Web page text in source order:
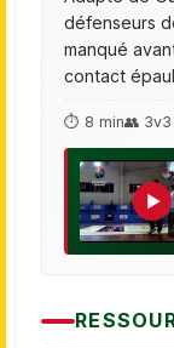
défenseurs
manqué
contact
⏱ 8 min👥 3v3
▶